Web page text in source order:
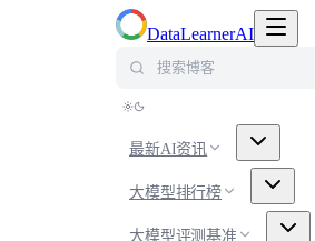
DataLearnerAI
最新AI资讯
大模型排行榜
大模型评测基准